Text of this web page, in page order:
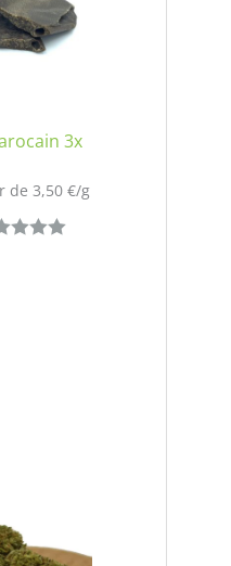
3x
de 3,50 €/g